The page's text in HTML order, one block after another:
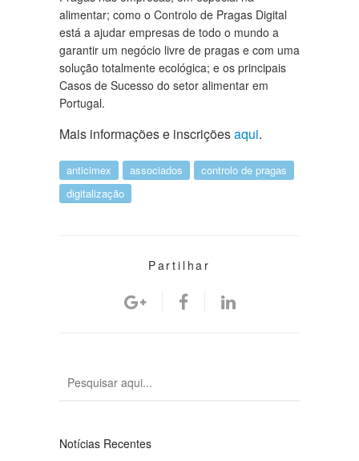
alimentar; como o Controlo de Pragas Digital
está a ajudar empresas de todo o mundo a
garantir um negócio livre de pragas e com uma
solução totalmente ecológica; e os principais
Casos de Sucesso do setor alimentar em
Portugal.
Mais informações e inscriçõesaqui.
anticimex associados
controlo de pragas
digitalização
Partilhar
Notícias Recentes